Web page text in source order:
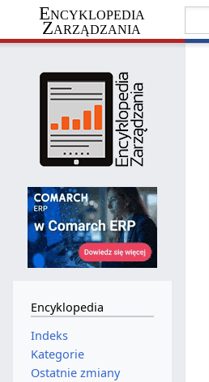
Encyklopedia
Zarządzania
Encyklopedia
Indeks
Kategorie
Ostatnie zmiany